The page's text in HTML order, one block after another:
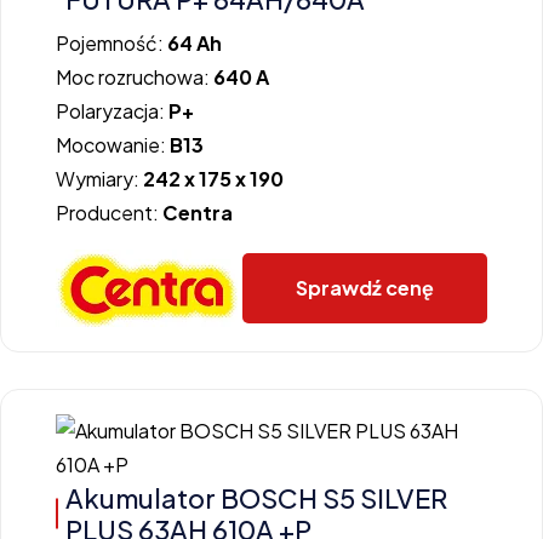
Pojemność: 64 Ah
Moc rozruchowa: 640 A
Polaryzacja: P+
Mocowanie: B13
Wymiary: 242 x 175 x 190
Producent: Centra
Sprawdź cenę
Akumulator BOSCH S5 SILVER
PLUS 63AH 610A +P